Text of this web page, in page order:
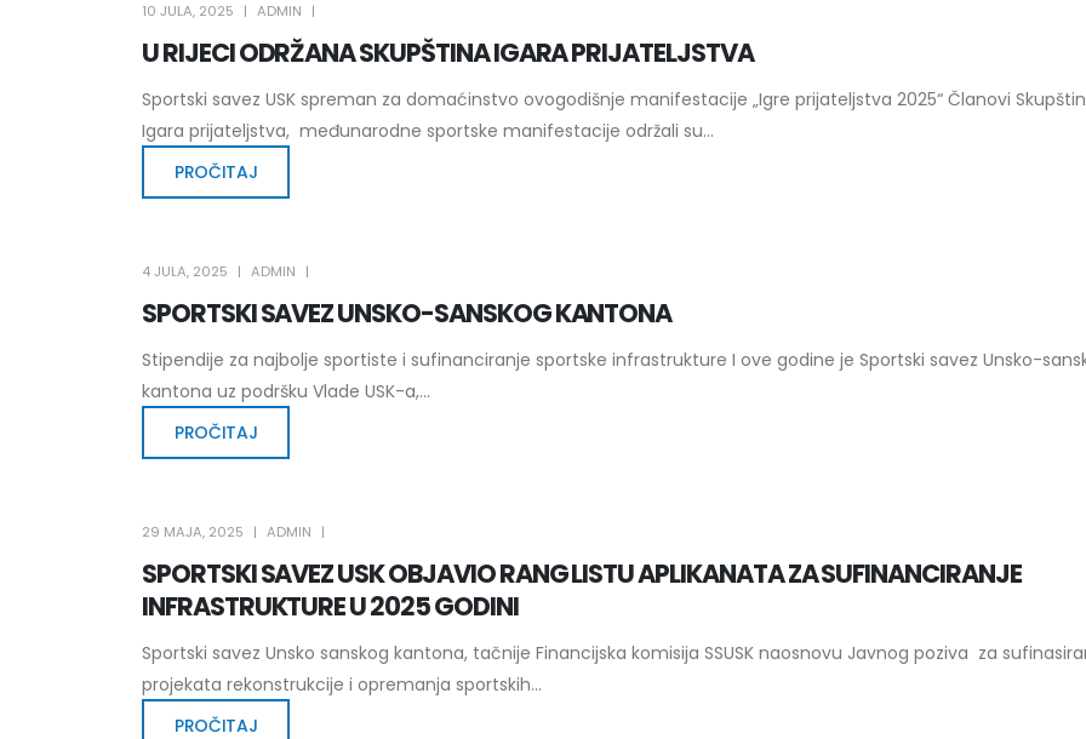
U RIJECI ODRŽANA SKUPŠTINA IGARA PRIJATELJSTVA
10 JULA, 2025 ADMIN
Sportski savez USK spreman za domaćinstvo ovogodišnje manifestacije „Igre prijateljstva 2025“ Članovi
Igara prijateljstva, međunarodne sportske manifestacije održali su...
PROČITAJ
SPORTSKI SAVEZ UNSKO-SANSKOG KANTONA
4 JULA, 2025 ADMIN
Stipendije za najbolje sportiste i sufinanciranje sportske infrastrukture I ove godine je Sportski savez Unsko-
kantona uz podršku Vlade USK-a,...
PROČITAJ
SPORTSKI SAVEZ USK OBJAVIO RANG LISTU APLIKANATA ZA SUFINANCIRANJE
INFRASTRUKTURE U 2025 GODINI
29 MAJA, 2025 ADMIN
Sportski savez Unsko sanskog kantona, tačnije Financijska komisija SSUSK naosnovu Javnog poziva za
projekata rekonstrukcije i opremanja sportskih...
PROČITAJ